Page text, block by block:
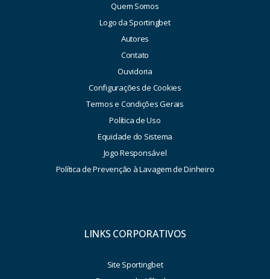
Quem Somos
Logo da Sportingbet
Autores
Contato
Ouvidoria
Configurações de Cookies
Termos e Condições Gerais
Política de Uso
Equidade do Sistema
Jogo Responsável
Política de Prevenção à Lavagem de Dinheiro
LINKS CORPORATIVOS
Site Sportingbet